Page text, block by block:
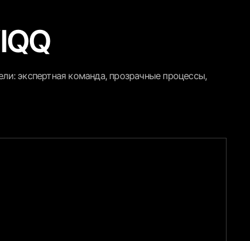
экспертная команда, прозрачные процессы,